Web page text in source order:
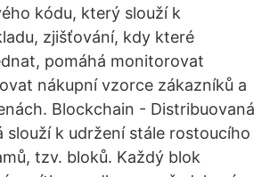
kódu, který slouží k
zjišťování, kdy které
pomáhá monitorovat
nákupní vzorce zákazníků a
Blockchain - Distribuovaná
slouží k udržení stále rostoucího
tzv. bloků. Každý blok